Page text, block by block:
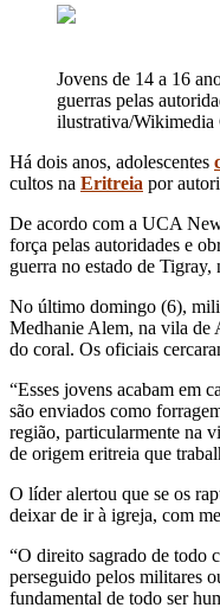
Jovens de 14 a 16
guerras pelas
ilustrativa/Wikimedia
Há dois anos, adolescentes
cultos na Eritreia por
De acordo com a UCA
força pelas autoridades e
guerra no estado de
No último domingo (6),
Medhanie Alem, na vila de
do coral. Os oficiais
“Esses jovens acabam em
são enviados como
região, particularmente na
de origem eritreia que
O líder alertou que se os
deixar de ir à igreja, com
“O direito sagrado de todo
perseguido pelos militares
fundamental de todo ser